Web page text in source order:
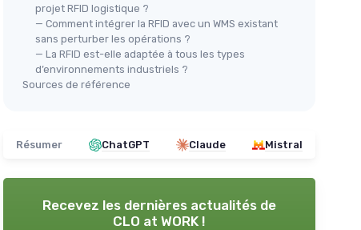
projet RFID logistique ?
— Comment intégrer la RFID avec un WMS existant
sans perturber les opérations ?
— La RFID est-elle adaptée à tous les types
d’environnements industriels ?
Sources de référence
Résumer ChatGPT Claude Mistral
Recevez les dernières actualités de
CLO at WORK !